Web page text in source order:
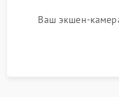
Ваш экшен-